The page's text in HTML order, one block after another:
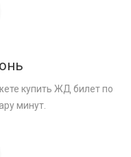
купить ЖД билет по
минут.